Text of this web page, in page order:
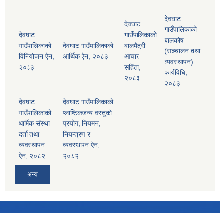
देवघाट
गाउँपालिकाको
विनियोजन ऐन,
२०८३
देवघाट गाउँपालिकाको
आर्थिक ऐन, २०८३
देवघाट
गाउँपालिकाको
बालमैत्री
आचार
सहिंता,
२०८३
देवघाट
गाउँपालिकाको
बालकोष
(सञ्चालन तथा
व्यवस्थापन)
कार्यविधि,
२०८३
देवघाट
गाउँपालिकाको
धार्मिक संस्था
दर्ता तथा
व्यवस्थापन
ऐन, २०८२
देवघाट गाउँपालिकाको
प्लाष्टिकजन्य वस्तुको
प्रयोग, नियमन,
नियन्त्रण र
व्यवस्थापन ऐन,
२०८२
अन्य